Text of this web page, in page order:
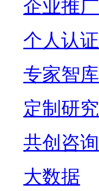
企业推广
个人认证
专家智库
定制研究
共创咨询
大数据